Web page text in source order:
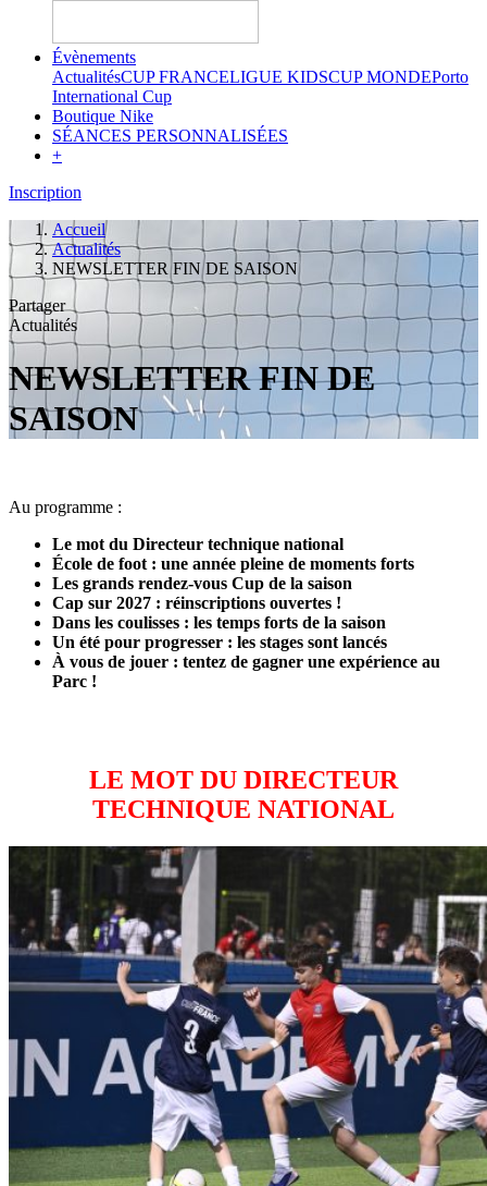
Évènements
ActualitésCUP FRANCELIGUE KIDSCUP MONDEPorto
International Cup
Boutique Nike
SÉANCES PERSONNALISÉES
+
Inscription
Accueil
Actualités
NEWSLETTER FIN DE SAISON
Partager
Actualités
NEWSLETTER FIN DE
SAISON
Au programme :
Le mot du Directeur technique national
École de foot : une année pleine de moments forts
Les grands rendez-vous Cup de la saison
Cap sur 2027 : réinscriptions ouvertes !
Dans les coulisses : les temps forts de la saison
Un été pour progresser : les stages sont lancés
À vous de jouer : tentez de gagner une expérience au
Parc !
LE MOT DU DIRECTEUR
TECHNIQUE NATIONAL